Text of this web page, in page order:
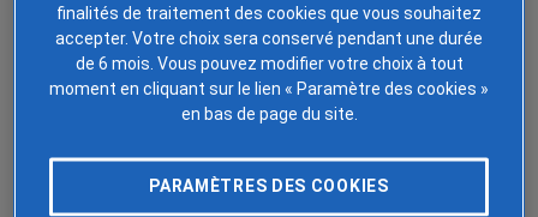
> une pièce d’identité du déclarant.
La mairie établit alorsl’acte de décès. Demandez-en
plusieurs exemplaires (5 à 10 conseillés), car il sera
exigé dans la majorité des démarches.
L’organisation des obsèques
finalités de traitement des cookies que vous souhaitez
accepter. Votre choix sera conservé pendant une durée
de 6 mois. Vous pouvez modifier votre choix à tout
moment en cliquant sur le lien « Paramètre des cookies »
en bas de page du site.
PARAMÈTRES DES COOKIES